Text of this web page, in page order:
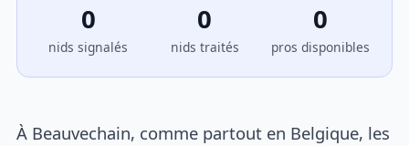
0
nids signalés
0
nids traités
0
pros disponibles
À Beauvechain, comme partout en Belgique, les